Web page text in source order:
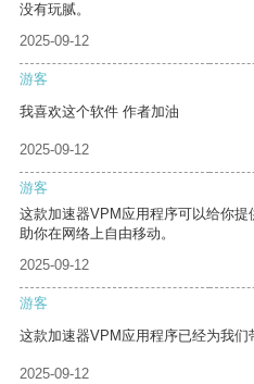
没有玩腻。
2025-09-12
游客
我喜欢这个软件 作者加油
2025-09-12
游客
这款加速器VPM应用程序可以给你
助你在网络上自由移动。
2025-09-12
游客
这款加速器VPM应用程序已经为我们
2025-09-12